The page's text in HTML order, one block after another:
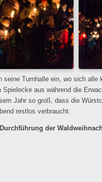
seine Turnhalle ein, wo sich
aus während die
Jahr so groß, dass die
restlos verbraucht.
der